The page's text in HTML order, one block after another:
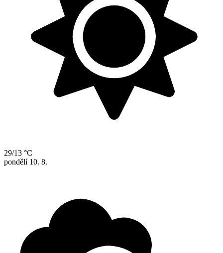
29/13 °C
pondělí 10. 8.